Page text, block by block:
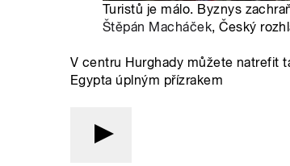
Turistů je málo. Byznys
Štěpán Macháček, Český
V centru Hurghady můžete natrefit
Egypta úplným přízrakem